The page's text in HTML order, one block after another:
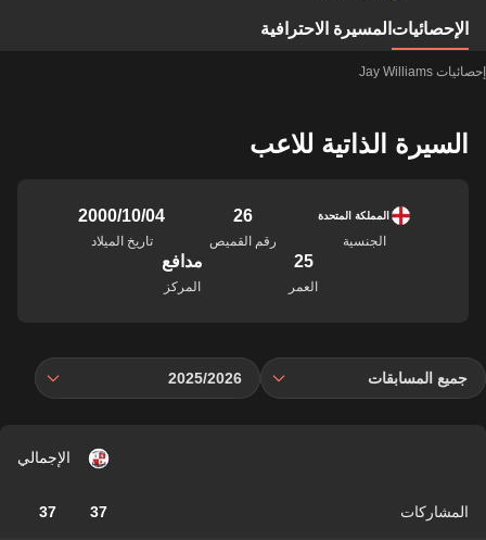
الإحصائيات المسيرة الاحترافية
إحصائيات Jay Williams
السيرة الذاتية للاعب
المملكة المتحدة
الجنسية
26
رقم القميص
04‏/10‏/2000
تاريخ الميلاد
25
العمر
مدافع
المركز
جميع المسابقات 2025/2026
الإجمالي
المشاركات 37
37